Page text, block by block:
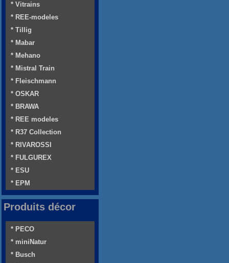
* Vitrains
* REE-modeles
* Tillig
* Mabar
* Mehano
* Mistral Train
* Fleischmann
* OSKAR
* BRAWA
* REE modeles
* R37 Collection
* RIVAROSSI
* FULGUREX
* ESU
* EPM
Produits décor
* PECO
* miniNatur
* Busch